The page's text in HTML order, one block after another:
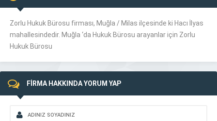
Zorlu Hukuk Bürosu firması, Muğla / Milas ilçesinde ki Hacı İlyas
mahallesindedir. Muğla ‘da Hukuk Bürosu arayanlar için Zorlu
Hukuk Bürosu
FİRMA HAKKINDA YORUM YAP